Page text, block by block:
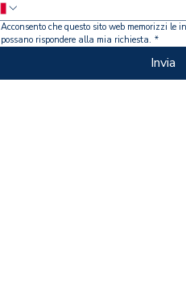
Acconsento che questo sito web memorizzi le
possano rispondere alla mia richiesta. *
Invia